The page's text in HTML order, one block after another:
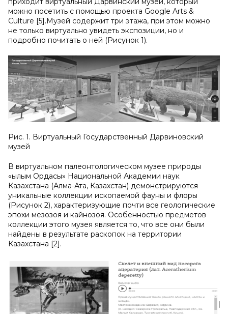
можно посетить с помощью проекта Google Arts &
Culture [5].Музей содержит три этажа, при этом можно
не только виртуально увидеть экспозиции, но и
подробно почитать о ней (Рисунок 1).
Рис. 1. Виртуальный Государственный Дарвиновский
музей
В виртуальном палеонтологическом музее природы
«Ғылым Ордасы» Национальной Академии наук
Казахстана (Алма-Ата, Казахстан) демонстрируются
уникальные коллекции ископаемой фауны и флоры
(Рисунок 2), характеризующие почти все геологические
эпохи мезозоя и кайнозоя. Особенностью предметов
коллекции этого музея является то, что все они были
найдены в результате раскопок на территории
Казахстана [2].